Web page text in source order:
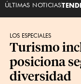
ÚLTIMAS NOTICIAS
LOS ESPECIALES
Turismo
posiciona
diversidad